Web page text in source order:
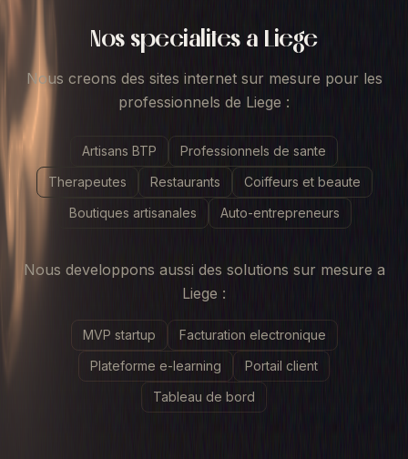
Nos specialites a Liege
Nous creons des sites internet sur mesure pour les
professionnels de Liege :
Artisans BTP
Professionnels de sante
Therapeutes
Restaurants
Coiffeurs et beaute
Boutiques artisanales
Auto-entrepreneurs
Nous developpons aussi des solutions sur mesure a
Liege :
MVP startup
Facturation electronique
Plateforme e-learning
Portail client
Tableau de bord